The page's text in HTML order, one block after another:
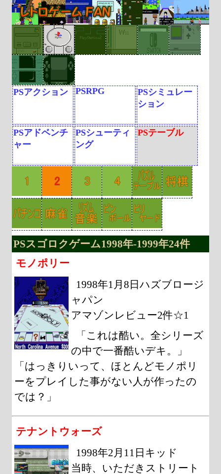
PSアクション PSRPG
PSシミュレー
ション
PSアドベンチ
ャー
PSシューティ
ング
PSテーブル
PSスゴロクゲーム1998年-1999年24件
モノポリー
1998年1月8日ハズブロージ
ャパン
アマゾンレビュー2件☆1
「これは酷い。全シリーズ
の中で一番酷いデキ。」
「はっきりいって、ほとんどモノポリ
ーをプレイした事がない人が作ったの
では？」
テナントウォーズ
1998年2月11日キッド
当時、いただきストリート